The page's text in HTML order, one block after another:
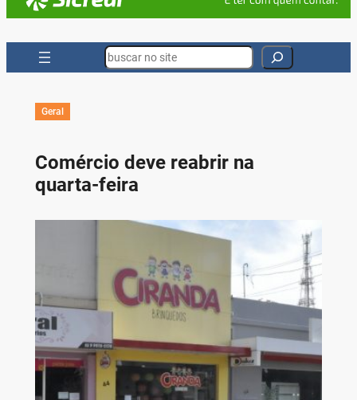
Search
Geral
Comércio deve reabrir na
quarta-feira